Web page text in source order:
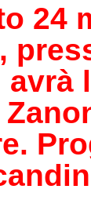
24
avrà